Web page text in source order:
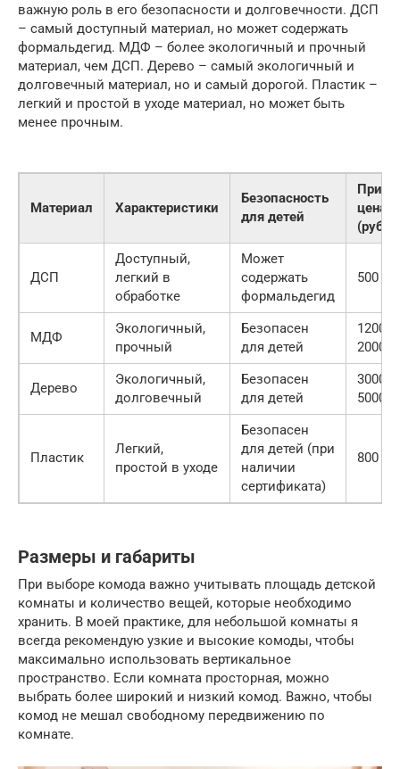
важную роль в его безопасности и долговечности. ДСП
– самый доступный материал, но может содержать
формальдегид. МДФ – более экологичный и прочный
материал, чем ДСП. Дерево – самый экологичный и
долговечный материал, но и самый дорогой. Пластик –
легкий и простой в уходе материал, но может быть
менее прочным.
Материал Характеристики
Безопасность
для детей
цена
(руб.)
ДСП
Доступный,
легкий в
обработке
Может
содержать
формальдегид
500 —
МДФ
Экологичный,
прочный
Безопасен
для детей
1200 —
2000
Дерево
Экологичный,
долговечный
Безопасен
для детей
3000 —
5000
Пластик
Легкий,
простой в уходе
Безопасен
для детей (при
наличии
сертификата)
800 —
Размеры и габариты
При выборе комода важно учитывать площадь детской
комнаты и количество вещей, которые необходимо
хранить. В моей практике, для небольшой комнаты я
всегда рекомендую узкие и высокие комоды, чтобы
максимально использовать вертикальное
пространство. Если комната просторная, можно
выбрать более широкий и низкий комод. Важно, чтобы
комод не мешал свободному передвижению по
комнате.